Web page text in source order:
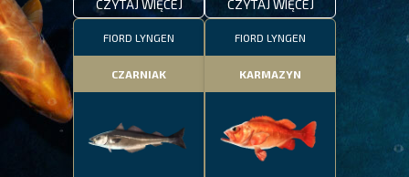
CZYTAJ WIĘCEJ CZYTAJ WIĘCEJ
FIORD LYNGEN
CZARNIAK
FIORD LYNGEN
KARMAZYN